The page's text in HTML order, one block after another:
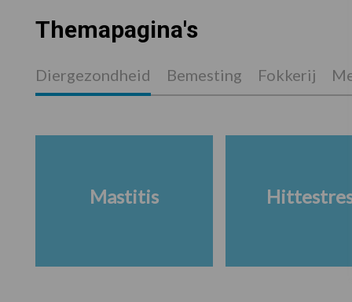
Themapagina's
Diergezondheid Bemesting Fokkerij
Mastitis